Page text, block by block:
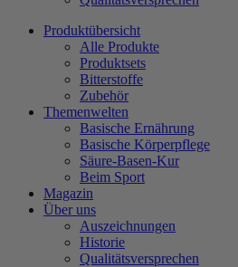
Produktübersicht
Alle Produkte
Produktsets
Bitterstoffe
Zubehör
Themenwelten
Basische Ernährung
Basische Körperpflege
Säure-Basen-Kur
Beim Sport
Magazin
Über uns
Auszeichnungen
Historie
Qualitätsversprechen